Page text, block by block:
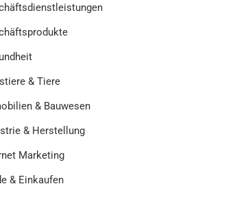
& Tiere
& Bauwesen
& Herstellung
Marketing
& Einkaufen